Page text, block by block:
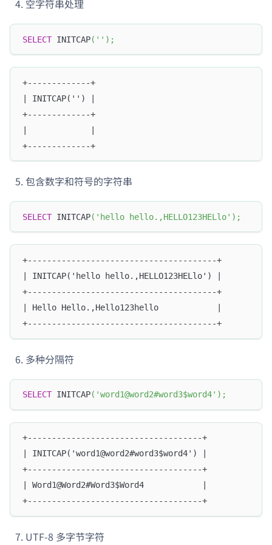
空字符串处理
SELECT INITCAP( '' ) ;
+-------------+
| INITCAP('') |
+-------------+
+-------------+
包含数字和符号的字符串
SELECT INITCAP( 'hello hello.,HELLO123HELlo' ) ;
+---------------------------------------+
| INITCAP('hello hello.,HELLO123HELlo') |
+---------------------------------------+
| Hello Hello.,Hello123hello            |
+---------------------------------------+
多种分隔符
SELECT INITCAP( 'word1@word2#word3$word4' ) ;
+------------------------------------+
| INITCAP('word1@word2#word3$word4') |
+------------------------------------+
| Word1@Word2#Word3$Word4            |
+------------------------------------+
UTF-8 多字节字符